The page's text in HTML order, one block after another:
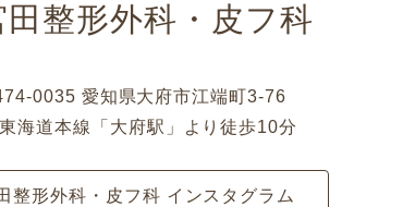
田整形外科・皮フ科
0035 愛知県大府市江端町3-76
海道本線「大府駅」より徒歩10分
整形外科・皮フ科 インスタグラム